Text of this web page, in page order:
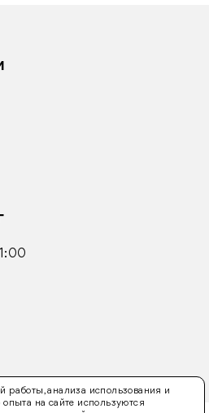
работы, анализа использования и
опыта на сайте используются